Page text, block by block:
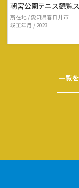
朝宮公園テニス観覧
所在地 / 愛知県春日井市
竣工年月 / 2023
一覧